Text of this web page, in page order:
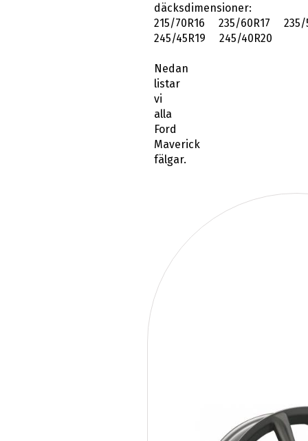
däcksdimensioner:
215/70R16 235/60R17 235/
245/45R19 245/40R20
Nedan
listar
vi
alla
Ford
Maverick
fälgar.